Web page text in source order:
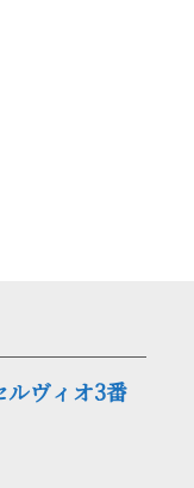
ヴィオ3番